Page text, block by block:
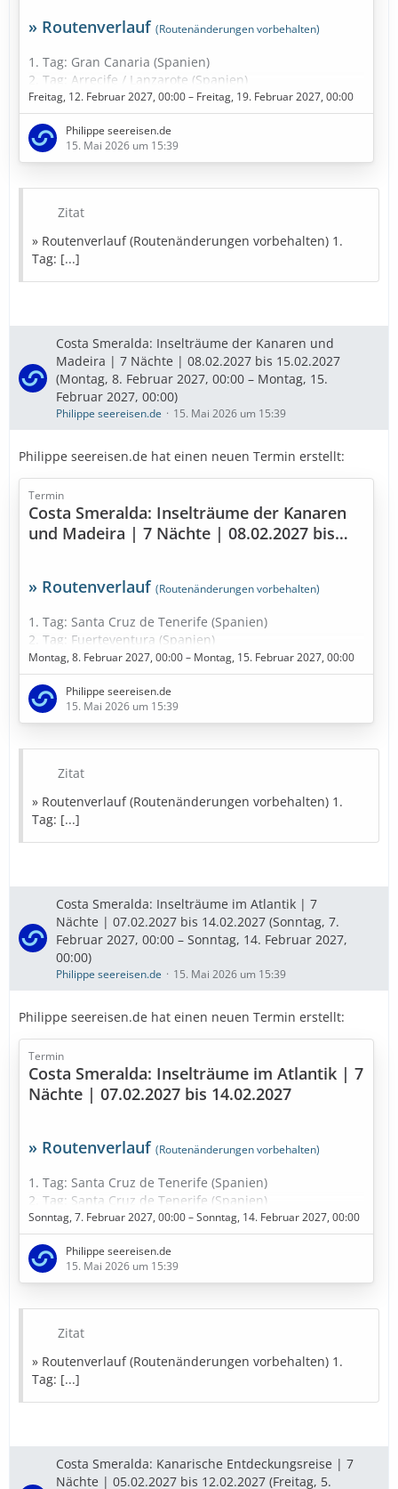
» Routenverlauf (Routenänderungen vorbehalten)
1. Tag: Gran Canaria (Spanien)
2. Tag: Arrecife / Lanzarote (Spanien)
3. Tag: Santa Cruz de Tenerife (Spanien)
4. Tag: Santa Cruz de Tenerife (Spanien)
5. Tag: Fuerteventura (Spanien)
6. Tag: Seetag
8. Tag: Am dunkelsten Punkt im Kanarische Meernien
(Spanien)
9. Tag: Gran Canaria (Spanien)
» Bestpreise in Sicht
» Bestpreise für eure Urlaubsplanung
Ausflugstipps …
Freitag, 12. Februar 2027, 00:00 – Freitag, 19. Februar 2027, 00:00
Philippe seereisen.de
15. Mai 2026 um 15:39
Zitat
» Routenverlauf (Routenänderungen vorbehalten) 1.
Tag: [...]
Costa Smeralda: Inselträume der Kanaren und
Madeira | 7 Nächte | 08.02.2027 bis 15.02.2027
(Montag, 8. Februar 2027, 00:00 – Montag, 15.
Februar 2027, 00:00)
Philippe seereisen.de 15. Mai 2026 um 15:39
Philippe seereisen.de hat einen neuen Termin erstellt:
Termin
Costa Smeralda: Inselträume der Kanaren
und Madeira | 7 Nächte | 08.02.2027 bis
» Routenverlauf (Routenänderungen vorbehalten)
1. Tag: Santa Cruz de Tenerife (Spanien)
2. Tag: Fuerteventura (Spanien)
3. Tag: Seetag
4. Tag: Funchal - Madeira (Portugal)
5. Tag: Am dunkelsten Punkt im Kanarische Meernien
(Spanien)
6. Tag: Gran Canaria (Spanien)
7. Tag: Arrecife / Lanzarote (Spanien)
8. Tag: Santa Cruz de Tenerife (Spanien)
9. Tag: Santa Cruz de Tenerife (Spanien)
» Bestpreise in Sicht
» Bestpreise für eure Urlaubsplanung
Ausflugstipps …
Montag, 8. Februar 2027, 00:00 – Montag, 15. Februar 2027, 00:00
Philippe seereisen.de
15. Mai 2026 um 15:39
Zitat
» Routenverlauf (Routenänderungen vorbehalten) 1.
Tag: [...]
Costa Smeralda: Inselträume im Atlantik | 7
Nächte | 07.02.2027 bis 14.02.2027 (Sonntag, 7.
Februar 2027, 00:00 – Sonntag, 14. Februar 2027,
00:00)
Philippe seereisen.de 15. Mai 2026 um 15:39
Philippe seereisen.de hat einen neuen Termin erstellt:
Termin
Costa Smeralda: Inselträume im Atlantik | 7
Nächte | 07.02.2027 bis 14.02.2027
» Routenverlauf (Routenänderungen vorbehalten)
1. Tag: Santa Cruz de Tenerife (Spanien)
2. Tag: Santa Cruz de Tenerife (Spanien)
3. Tag: Fuerteventura (Spanien)
4. Tag: Seetag
5. Tag: Funchal - Madeira (Portugal)
6. Tag: Am dunkelsten Punkt im Kanarische Meernien
7. Tag: Gran Canaria (Spanien)
8. Tag: Arrecife / Lanzarote (Spanien)
9. Tag: Santa Cruz de Tenerife (Spanien)
» Bestpreise in Sicht
» Bestpreise für eure Urlaubsplanung
Sonntag, 7. Februar 2027, 00:00 – Sonntag, 14. Februar 2027, 00:00
Philippe seereisen.de
15. Mai 2026 um 15:39
Zitat
» Routenverlauf (Routenänderungen vorbehalten) 1.
Tag: [...]
Costa Smeralda: Kanarische Entdeckungsreise | 7
Nächte | 05.02.2027 bis 12.02.2027 (Freitag, 5.